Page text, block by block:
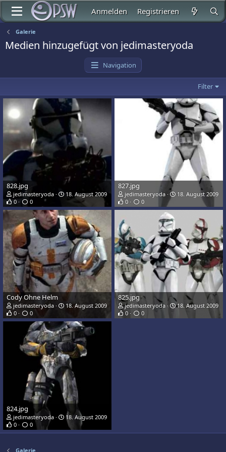
Anmelden Registrieren
Galerie
Medien hinzugefügt von jedimasteryoda
Navigation
Filter
828.jpg
jedimasteryoda
18. August 2009
0
0
827.jpg
jedimasteryoda
18. August 2009
0
0
Cody Ohne Helm
jedimasteryoda
18. August 2009
0
0
825.jpg
jedimasteryoda
18. August 2009
0
0
824.jpg
jedimasteryoda
18. August 2009
0
0
Galerie